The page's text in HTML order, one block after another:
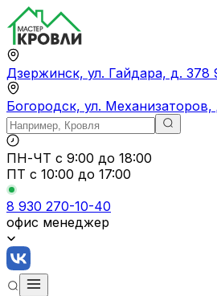
Дзержинск, ул. Гайдара, д. 378
Богородск, ул.
ПН-ЧТ с 9:00 до 18:00
ПТ с 10:00 до 17:00
8 930 270-10-40
офис менеджер